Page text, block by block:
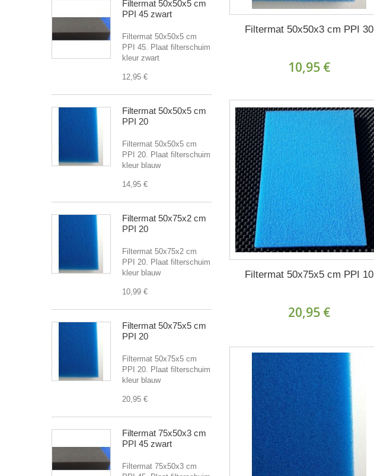
Filtermat 50x50x5 cm
PPI 45 zwart
Filtermat 50x50x5 cm
PPI 45. Plaat filterschuim
kleur zwart
12,95 €
Filtermat 50x50x5 cm
PPI 20
Filtermat 50x50x5 cm
PPI 20. Plaat filterschuim
kleur blauw
14,95 €
Filtermat 50x75x2 cm
PPI 20
Filtermat 50x75x2 cm
PPI 20. Plaat filterschuim
kleur blauw
10,99 €
Filtermat 50x75x5 cm
PPI 20
Filtermat 50x75x5 cm
PPI 20. Plaat filterschuim
kleur blauw
20,95 €
Filtermat 75x50x3 cm
PPI 45 zwart
Filtermat 75x50x3 cm
Filtermat 50x50x3 cm PPI 30
10,95 €
Filtermat 50x75x5 cm PPI 10
20,95 €